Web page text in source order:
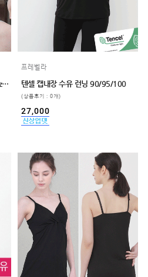
면스판 수유나시 캡내장 끈조절 3size,3color 빅사이즈수유나시
프레벨라
텐셀 캡내장 수유 런닝 90/95/100
(상품후기 : 0개)
27,000